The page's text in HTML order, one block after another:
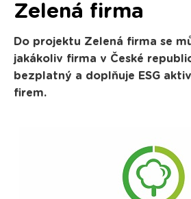
Zelená firma
Do projektu Zelená firma se
jakákoliv firma v České
bezplatný a doplňuje ESG
firem.